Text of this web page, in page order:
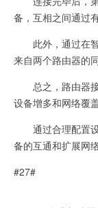
备，互相之间通过
此外，通过在智
来自两个路由器的
总之，路由器接
设备增多和网络覆
通过合理配置设
备的互通和扩展网
#27#